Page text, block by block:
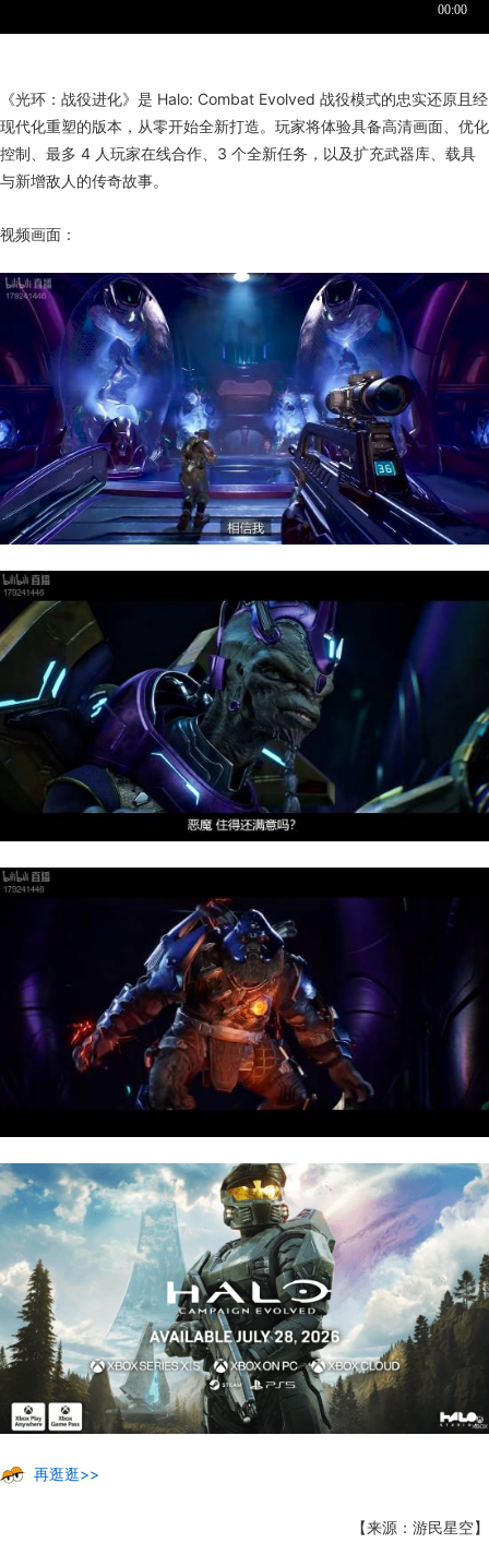
《光环：战役进化》是 Halo: Combat Evolved 战役模式的忠实还原且经
现代化重塑的版本，从零开始全新打造。玩家将体验具备高清画面、优化
控制、最多 4 人玩家在线合作、3 个全新任务，以及扩充武器库、载具
与新增敌人的传奇故事。
视频画面：
再逛逛>>
【来源：游民星空】